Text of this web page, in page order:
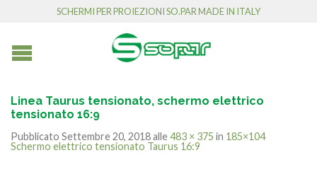
SCHERMI PER PROIEZIONI SO.PAR MADE IN ITALY
Linea Taurus tensionato, schermo elettrico
tensionato 16:9
Pubblicato Settembre 20, 2018alle483 × 375 in 185×104
Schermo elettrico tensionato Taurus 16:9